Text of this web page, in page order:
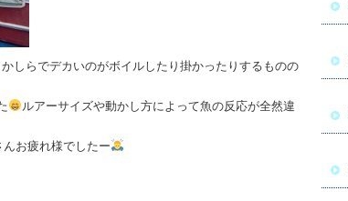
しらでデカいのがボイルしたり掛かったりするものの
ルアーサイズや動かし方によって魚の反応が全然違
んお疲れ様でしたー